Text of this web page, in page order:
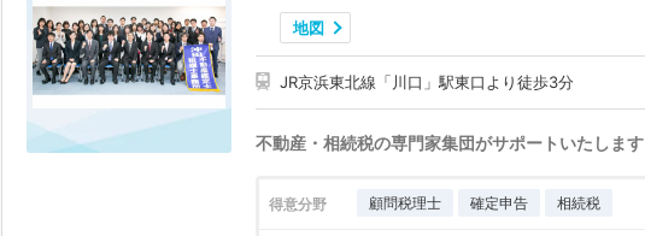
地図
JR京浜東北線「川口」駅東口より徒歩3分
不動産・相続税の専門家集団がサポートいたします
得意分野 顧問税理士 確定申告 相続税